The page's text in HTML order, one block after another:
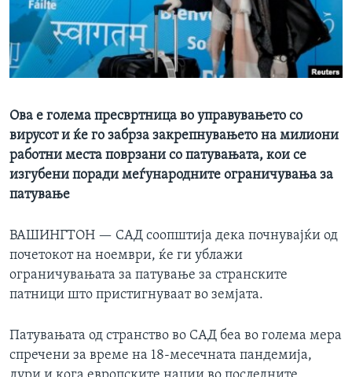
ИНТЕРВЈУА
Јазици
Ова е голема пресвртница во управувањето со
вирусот и ќе го забрза закрепнувањето на милиони
работни места поврзани со патувањата, кои се
изгубени поради меѓународните ограничувања за
патување
ВАШИНГТОН — САД соопштија дека почнувајќи од
почетокот на ноември, ќе ги ублажи
ограничувањата за патување за странските
патници што пристигнуваат во земјата.
Патувањата од странство во САД беа во голема мера
спречени за време на 18-месечната пандемија,